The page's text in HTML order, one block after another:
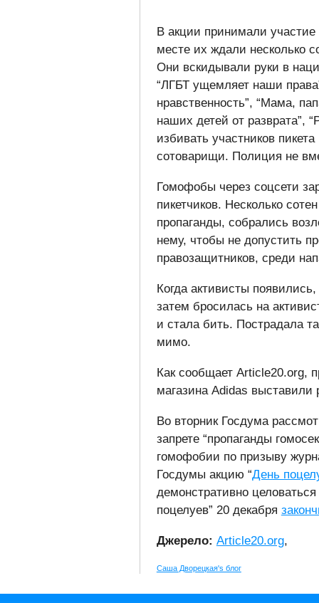
В акции принимали
месте их ждали несколько
Они вскидывали руки в
“ЛГБТ ущемляет наши
нравственность”, “Мама,
наших детей от разврата”,
избивать участников
сотоварищи. Полиция не
Гомофобы через соцсети
пикетчиков. Несколько
пропаганды, собрались
нему, чтобы не допустить
правозащитников, среди
Когда активисты
затем бросилась на
и стала бить. Пострадала
мимо.
Как сообщает Article20.org,
магазина Adidas
Во вторник Госдума
запрете “пропаганды
гомофобии по призыву
Госдумы акцию “День
демонстративно
поцелуев” 20 декабря
Джерело: Article20.org,
Саша Дворецкая's блог